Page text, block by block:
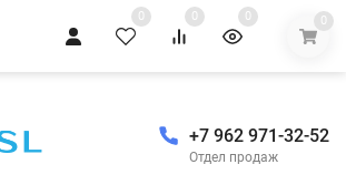
0 0 0 0
+7 962 971-32-52
Отдел продаж